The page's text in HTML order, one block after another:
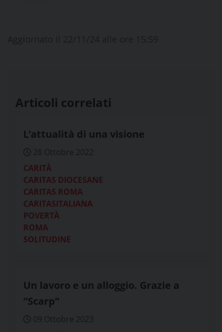
Articoli correlati
L’attualità di una visione
28 Ottobre 2022
CARITÀ
CARITAS DIOCESANE
CARITAS ROMA
CARITASITALIANA
POVERTÀ
ROMA
SOLITUDINE
Un lavoro e un alloggio. Grazie a
“Scarp”
09 Ottobre 2023